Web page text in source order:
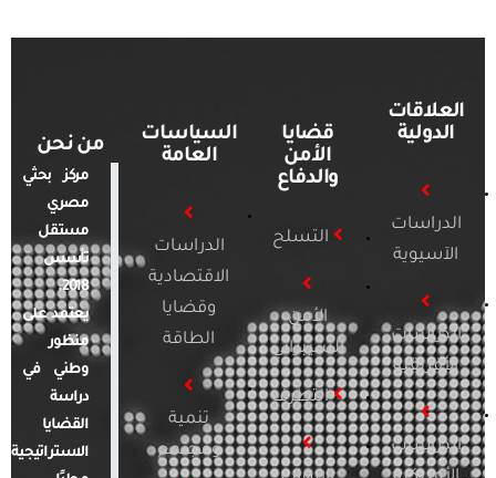
العلاقات
الدولية
الدراسات
الآسيوية
الدراسات
الأفريقية
الدراسات
قضايا
الأمن
والدفاع
التسلح
الأمن
السيبراني
التطرف
السياسات
العامة
الدراسات
الاقتصادية
وقضايا
الطاقة
تنمية
ومجتمع
من نحن
مركز بحثي
مصري
مستقل
تأسس
2018.
يعتمد على
منظور
وطني في
دراسة
القضايا
الاستراتيجية